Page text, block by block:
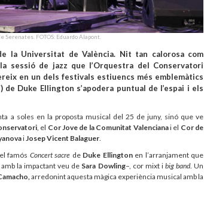
FOTOS: Eduardo Alapont.
la Universitat de València. Nit tan calorosa com
sessió de jazz que l’Orquestra del Conservatori
en un dels festivals estiuencs més emblemàtics
de Duke Ellington s’apodera puntual de l’espai i els
a soles en la proposta musical del 25 de juny, sinó que ve
, el Cor Jove de la Comunitat Valencianai el Cor de
iJosep Vicent Balaguer.
famós Concert sacre de Duke Ellingtonen l’arranjament que
la impactant veu de Sara Dowling–, cor mixt i big band. Un
arredonint aquesta màgica experiència musical amb la